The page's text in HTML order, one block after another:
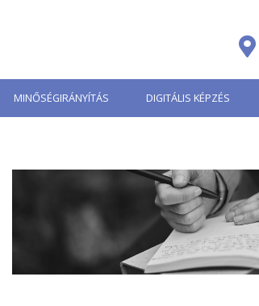
MINŐSÉGIRÁNYÍTÁS DIGITÁLIS KÉPZÉS